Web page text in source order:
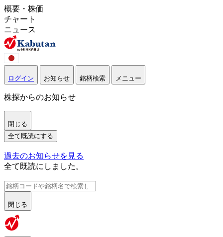
概要・株価
チャート
ニュース
ログイン お知らせ 銘柄検索 メニュー
株探からのお知らせ
閉じる
全て既読にする
過去のお知らせを見る
全て既読にしました。
閉じる